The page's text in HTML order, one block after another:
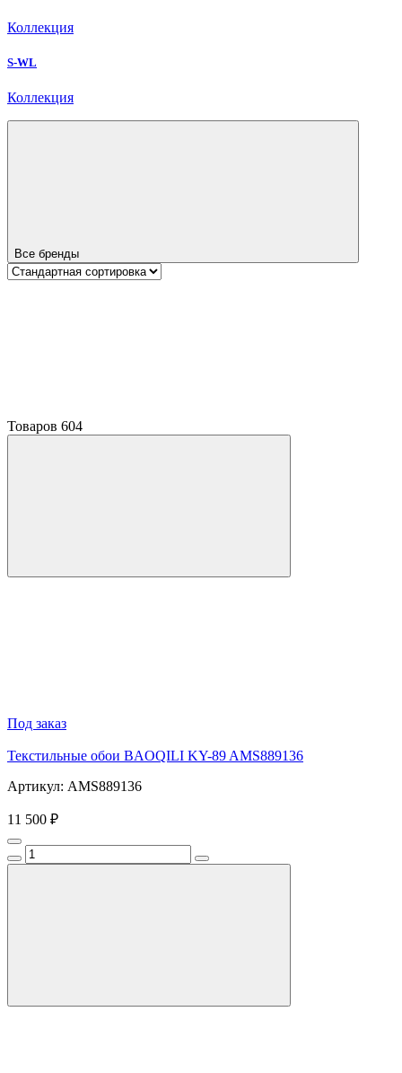
Коллекция
S-WL
Коллекция
Все бренды
Товаров 604
Под заказ
Текстильные обои BAOQILI KY-89 AMS889136
Артикул: AMS889136
11 500 ₽